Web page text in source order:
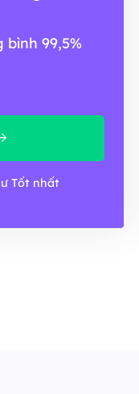
99,5%
Tốt nhất